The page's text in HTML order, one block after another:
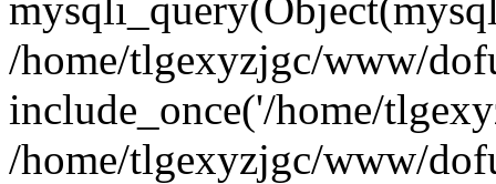
/home/tlgexyzjgc/www/
include_once('/home/
/home/tlgexyzjgc/www/